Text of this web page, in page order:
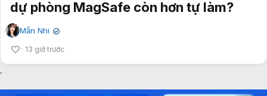
dự phòng MagSafe còn hơn tự làm?
Mẫn Nhi ✔
13 giờ trước